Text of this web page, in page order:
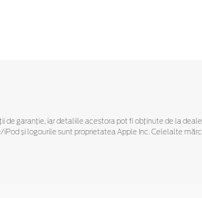
garanție, iar detaliile acestora pot fi obținute de la
și logourile sunt proprietatea Apple Inc. Celelalte